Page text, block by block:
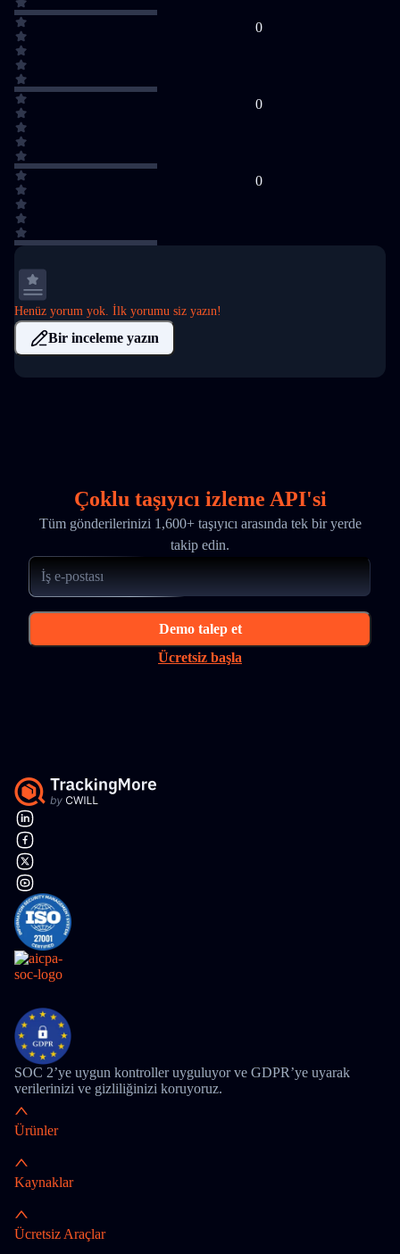
0
0
0
Henüz yorum yok. İlk yorumu siz yazın!
Bir inceleme yazın
Çoklu taşıyıcı izleme API'si
Tüm gönderilerinizi 1,600+ taşıyıcı arasında tek bir yerde
takip edin.
Demo talep et
Ücretsiz başla
SOC 2’ye uygun kontroller uyguluyor ve GDPR’ye uyarak
verilerinizi ve gizliliğinizi koruyoruz.
Ürünler
Kaynaklar
Ücretsiz Araçlar